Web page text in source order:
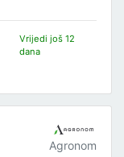
Vrijedi još 12
dana
Agronom